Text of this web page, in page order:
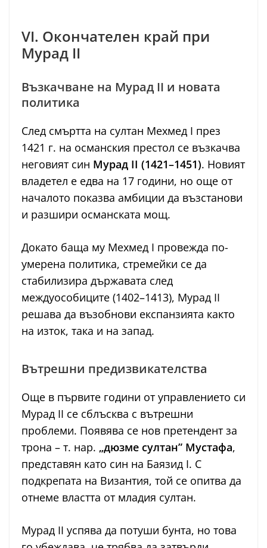
VI. Окончателен край при
Мурад II
Възкачване на Мурад II и новата
политика
След смъртта на султан Мехмед I през
1421 г. на османския престол се възкачва
неговият син Мурад II (1421–1451). Новият
владетел е едва на 17 години, но още от
началото показва амбиции да възстанови
и разшири османската мощ.
Докато баща му Мехмед I провежда по-
умерена политика, стремейки се да
стабилизира държавата след
междуособиците (1402–1413), Мурад II
решава да възобнови експанзията както
на изток, така и на запад.
Вътрешни предизвикателства
Още в първите години от управлението си
Мурад II се сблъсква с вътрешни
проблеми. Появява се нов претендент за
трона – т. нар. „дюзме султан” Мустафа,
представян като син на Баязид I. С
подкрепата на Византия, той се опитва да
отнеме властта от младия султан.
Мурад II успява да потуши бунта, но това